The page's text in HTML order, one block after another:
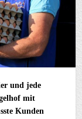
und jede
mit
Kunden